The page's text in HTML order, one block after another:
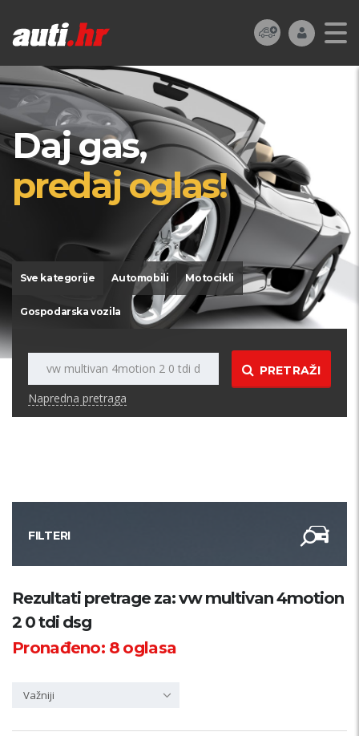
Daj gas,
predaj oglas!
Sve kategorije Automobili Motocikli
Gospodarska vozila
PRETRAŽI
Napredna pretraga
FILTERI
Kategorija
Županija
Rezultati pretrage za: vw multivan 4motion
2 0 tdi dsg
Pronađeno: 8oglasa
Važniji